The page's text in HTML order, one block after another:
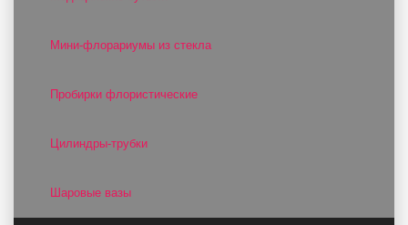
Мини-флорариумы из стекла
Пробирки флористические
Цилиндры-трубки
Шаровые вазы